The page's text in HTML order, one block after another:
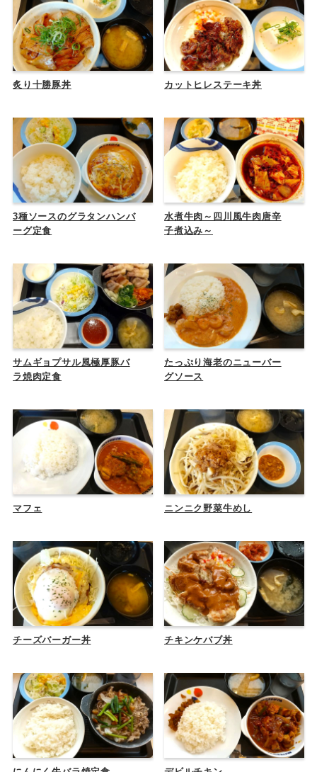
炙り十勝豚丼 カットヒレステーキ丼
3種ソースのグラタンハンバ
ーグ定食
水煮牛肉～四川風牛肉唐辛
子煮込み～
サムギョプサル風極厚豚バ
ラ焼肉定食
たっぷり海老のニューバー
グソース
マフェ ニンニク野菜牛めし
チーズバーガー丼 チキンケバブ丼